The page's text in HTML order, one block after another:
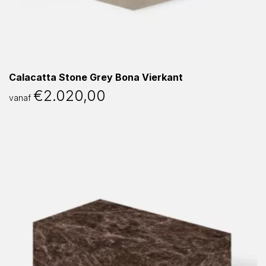
Calacatta Stone Grey Bona Vierkant
vanaf €2.020,00